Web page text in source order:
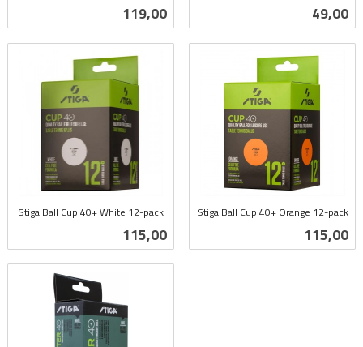
Pris
119,00 Pris
49,00
Stiga Ball Cup 40+ White 12-pack
Pris
115,00
Stiga Ball Cup 40+ Orange 12-pack
Pris
115,00